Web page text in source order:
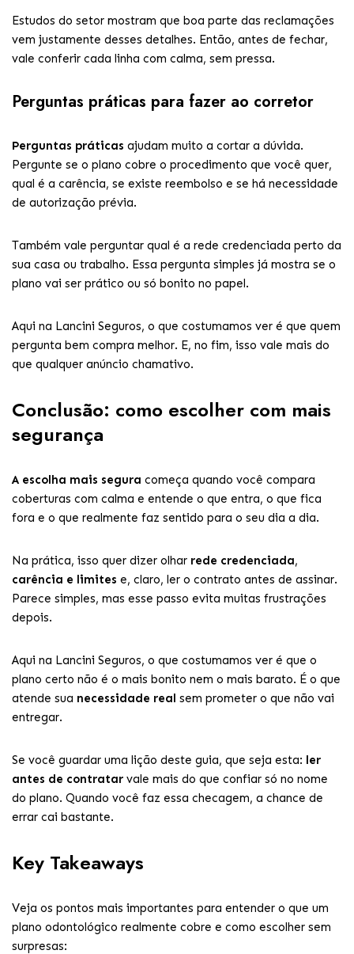
Estudos do setor mostram que boa parte das reclamações
vem justamente desses detalhes. Então, antes de fechar,
vale conferir cada linha com calma, sem pressa.
Perguntas práticas para fazer ao corretor
Perguntas práticas ajudam muito a cortar a dúvida.
Pergunte se o plano cobre o procedimento que você quer,
qual é a carência, se existe reembolso e se há necessidade
de autorização prévia.
Também vale perguntar qual é a rede credenciada perto da
sua casa ou trabalho. Essa pergunta simples já mostra se o
plano vai ser prático ou só bonito no papel.
Aqui na Lancini Seguros, o que costumamos ver é que quem
pergunta bem compra melhor. E, no fim, isso vale mais do
que qualquer anúncio chamativo.
Conclusão: como escolher com mais
segurança
A escolha mais segura começa quando você compara
coberturas com calma e entende o que entra, o que fica
fora e o que realmente faz sentido para o seu dia a dia.
Na prática, isso quer dizer olhar rede credenciada,
carência e limites e, claro, ler o contrato antes de assinar.
Parece simples, mas esse passo evita muitas frustrações
depois.
Aqui na Lancini Seguros, o que costumamos ver é que o
plano certo não é o mais bonito nem o mais barato. É o que
atende sua necessidade real sem prometer o que não vai
entregar.
Se você guardar uma lição deste guia, que seja esta: ler
antes de contratar vale mais do que confiar só no nome
do plano. Quando você faz essa checagem, a chance de
errar cai bastante.
Key Takeaways
Veja os pontos mais importantes para entender o que um
plano odontológico realmente cobre e como escolher sem
surpresas: